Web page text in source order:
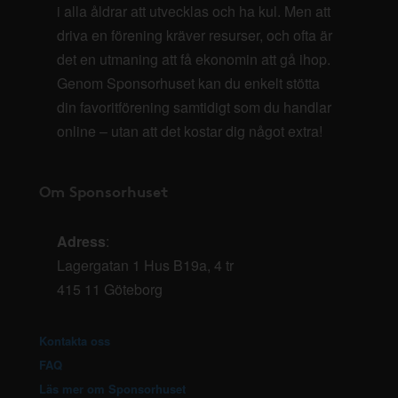
i alla åldrar att utvecklas och ha kul. Men att
driva en förening kräver resurser, och ofta är
det en utmaning att få ekonomin att gå ihop.
Genom Sponsorhuset kan du enkelt stötta
din favoritförening samtidigt som du handlar
online – utan att det kostar dig något extra!
Om Sponsorhuset
Adress:
Lagergatan 1 Hus B19a, 4 tr
415 11 Göteborg
Kontakta oss
FAQ
Läs mer om Sponsorhuset